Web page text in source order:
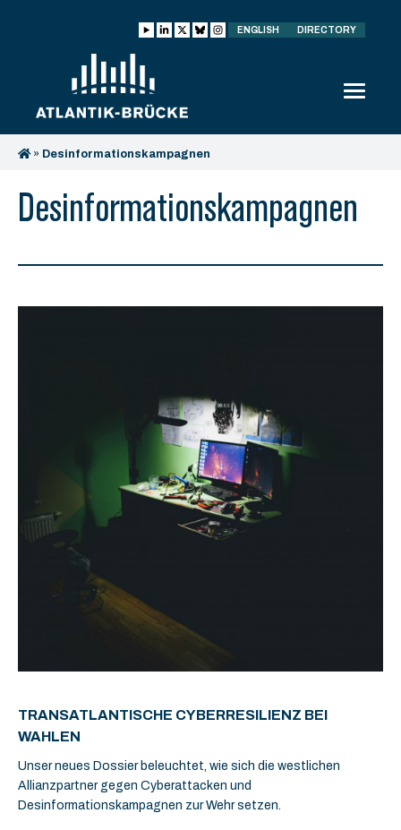
ENGLISH DIRECTORY
» Desinformationskampagnen
Desinformationskampagnen
TRANSATLANTISCHE CYBERRESILIENZ BEI
WAHLEN
Unser neues Dossier beleuchtet, wie sich die westlichen
Allianzpartner gegen Cyberattacken und
Desinformationskampagnen zur Wehr setzen.